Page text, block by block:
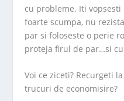
cu probleme. Iti
foarte scumpa, nu
par si foloseste o perie
proteja firul de par…si
Voi ce ziceti? Recurgeti
trucuri de economisire?